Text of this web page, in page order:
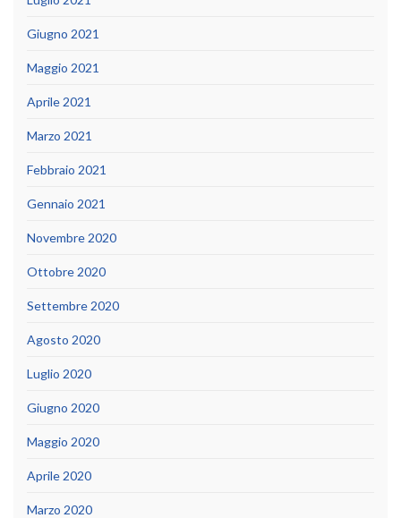
Giugno 2021
Maggio 2021
Aprile 2021
Marzo 2021
Febbraio 2021
Gennaio 2021
Novembre 2020
Ottobre 2020
Settembre 2020
Agosto 2020
Luglio 2020
Giugno 2020
Maggio 2020
Aprile 2020
Marzo 2020